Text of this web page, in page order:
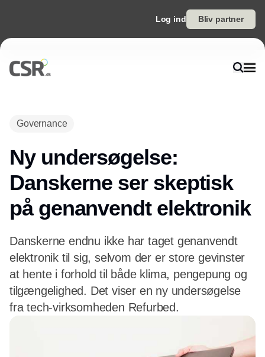
Log ind Bliv partner
Governance
Ny undersøgelse:
Danskerne ser skeptisk
på genanvendt elektronik
Danskerne endnu ikke har taget genanvendt
elektronik til sig, selvom der er store gevinster
at hente i forhold til både klima, pengepung og
tilgængelighed. Det viser en ny undersøgelse
fra tech-virksomheden Refurbed.